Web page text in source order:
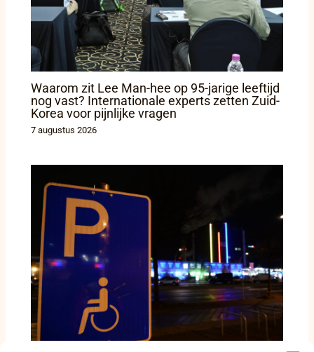
Waarom zit Lee Man-hee op 95-jarige leeftijd
nog vast? Internationale experts zetten Zuid-
Korea voor pijnlijke vragen
7 augustus 2026